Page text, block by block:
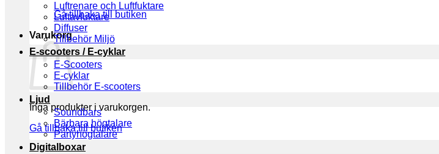
Gå tillbaka till butiken
Varukorg
Inga produkter i varukorgen.
Gå tillbaka till butiken
Luftrenare och Luftfuktare
Luftavfuktare
Diffuser
Tillbehör Miljö
E-scooters / E-cyklar
E-Scooters
E-cyklar
Tillbehör E-scooters
Ljud
Soundbars
Bärbara högtalare
Partyhögtalare
Digitalboxar